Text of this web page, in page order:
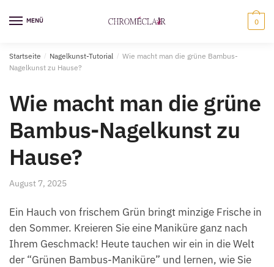
Navigation
Inhalt MENÜ 0
Startseite / Nagelkunst-Tutorial / Wie macht man die grüne Bambus-
Nagelkunst zu Hause?
Wie macht man die grüne
Bambus-Nagelkunst zu
Hause?
August 7, 2025
Ein Hauch von frischem Grün bringt minzige Frische in
den Sommer. Kreieren Sie eine Maniküre ganz nach
Ihrem Geschmack! Heute tauchen wir ein in die Welt
der “Grünen Bambus-Maniküre” und lernen, wie Sie